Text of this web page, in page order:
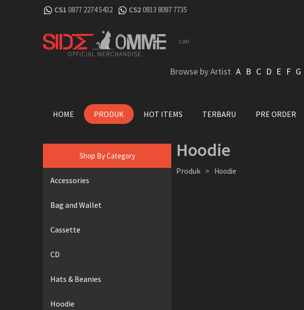
CS1 0877 2274 5432 CS2 0813 8087 7735
OFFICIAL MERCHANDISE
Browse by Artist A B C D E F G
HOME PRODUK HOT ITEMS TERBARU PRE ORDER
Shop By Category
Accessories
Bag and Wallet
Cassette
CD
Hats & Beanies
Hoodie
Hoodie
Produk > Hoodie